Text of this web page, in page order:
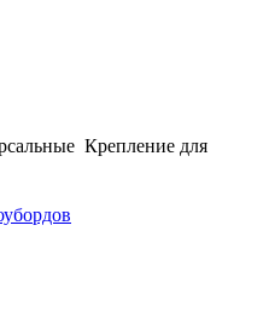
Крепление для